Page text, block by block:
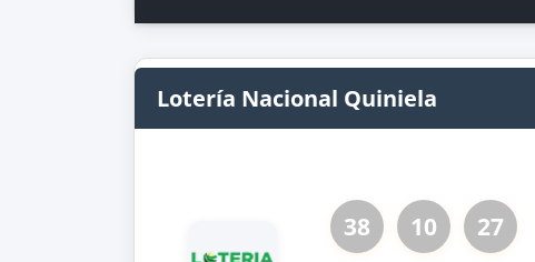
Lotería Nacional Quiniela
38 10 27